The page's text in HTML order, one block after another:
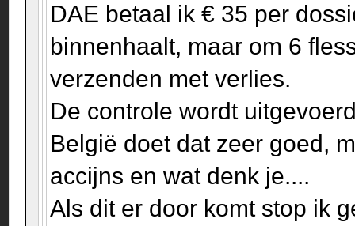
DAE betaal ik € 35 per
binnenhaalt, maar om 6
verzenden met verlies.
De controle wordt
België doet dat zeer goed,
accijns en wat denk je....
Als dit er door komt stop ik